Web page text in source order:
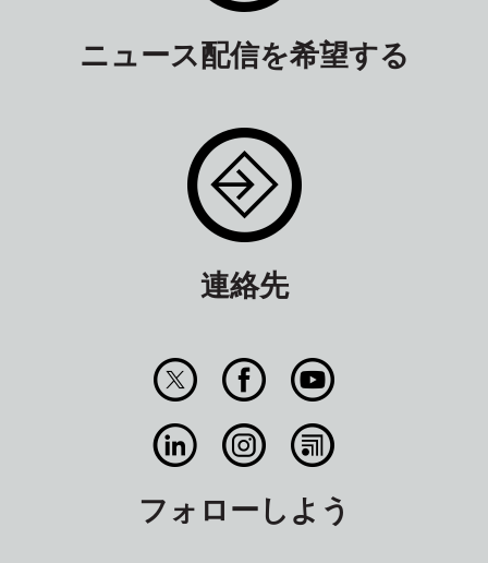
ニュース配信を希望する
連絡先
フォローしよう